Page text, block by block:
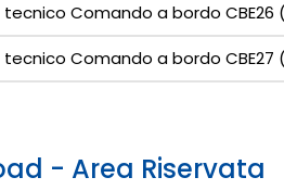
tecnico Comando a bordo CBE26
tecnico Comando a bordo CBE27
- Area Riservata